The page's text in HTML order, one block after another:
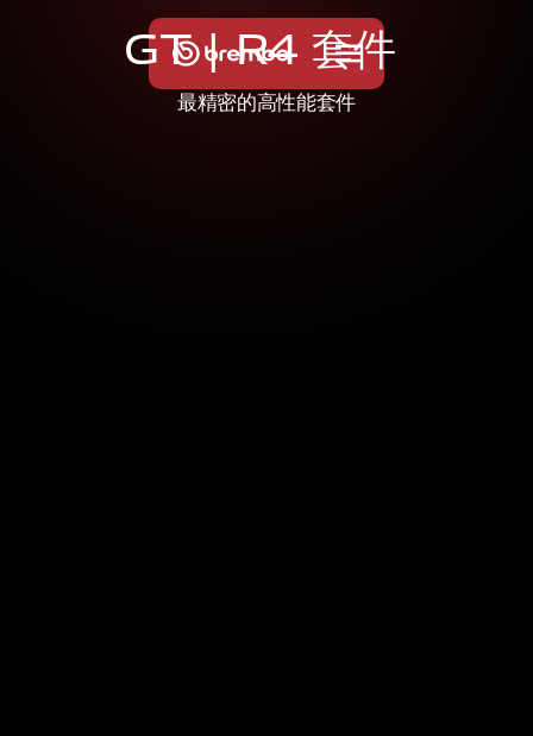
GT | R4 套件
最精密的高性能套件